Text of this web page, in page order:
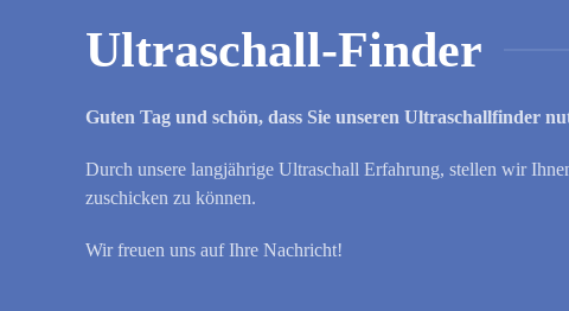
Ultraschall-Finder
Guten Tag und schön, dass Sie unseren Ultraschallfinder
Durch unsere langjährige Ultraschall Erfahrung, stellen wir
zuschicken zu können.
Wir freuen uns auf Ihre Nachricht!